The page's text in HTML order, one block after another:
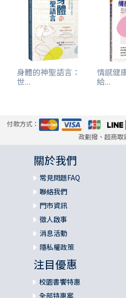
身體的神聖語言：
世...
情感健
給...
付款方式：
政劃撥、超商取
關於我們
常見問題FAQ
聯絡我們
門市資訊
徵人啟事
消息活動
隱私權政策
注目優惠
校園書饗特惠
全部特惠案